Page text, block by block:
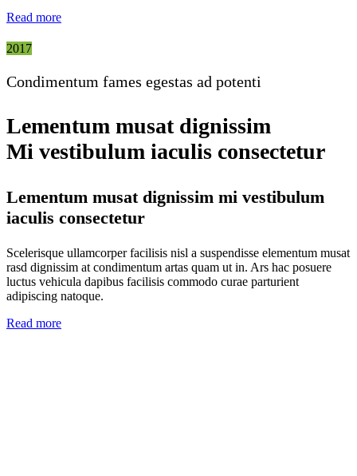
Read more
2017
Condimentum fames egestas ad potenti
Lementum musat dignissim
Mi vestibulum iaculis consectetur
Lementum musat dignissim mi vestibulum
iaculis consectetur
Scelerisque ullamcorper facilisis nisl a suspendisse elementum musat
rasd dignissim at condimentum artas quam ut in. Ars hac posuere
luctus vehicula dapibus facilisis commodo curae parturient
adipiscing natoque.
Read more